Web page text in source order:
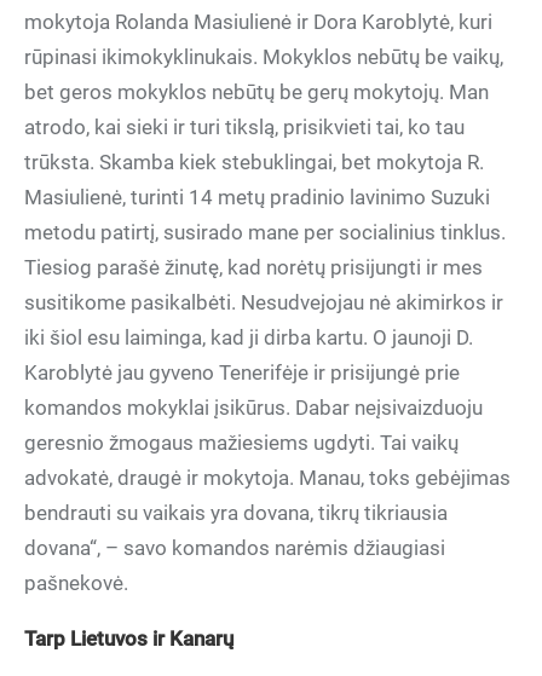
mokytoja Rolanda Masiulienė ir Dora Karoblytė, kuri
rūpinasi ikimokyklinukais. Mokyklos nebūtų be vaikų,
bet geros mokyklos nebūtų be gerų mokytojų. Man
atrodo, kai sieki ir turi tikslą, prisikvieti tai, ko tau
trūksta. Skamba kiek stebuklingai, bet mokytoja R.
Masiulienė, turinti 14 metų pradinio lavinimo Suzuki
metodu patirtį, susirado mane per socialinius tinklus.
Tiesiog parašė žinutę, kad norėtų prisijungti ir mes
susitikome pasikalbėti. Nesudvejojau nė akimirkos ir
iki šiol esu laiminga, kad ji dirba kartu. O jaunoji D.
Karoblytė jau gyveno Tenerifėje ir prisijungė prie
komandos mokyklai įsikūrus. Dabar neįsivaizduoju
geresnio žmogaus mažiesiems ugdyti. Tai vaikų
advokatė, draugė ir mokytoja. Manau, toks gebėjimas
bendrauti su vaikais yra dovana, tikrų tikriausia
dovana“, – savo komandos narėmis džiaugiasi
pašnekovė.
Tarp Lietuvos ir Kanarų